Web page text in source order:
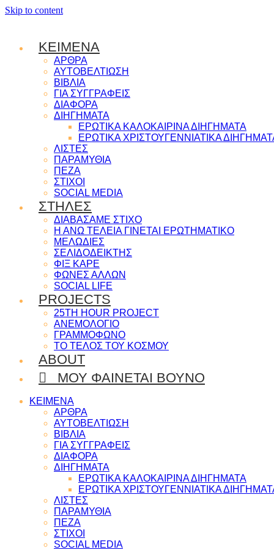
Skip to content
ΚΕΙΜΕΝΑ
ΑΡΘΡΑ
ΑΥΤΟΒΕΛΤΙΩΣΗ
ΒΙΒΛΙΑ
ΓΙΑ ΣΥΓΓΡΑΦΕΙΣ
ΔΙΑΦΟΡΑ
ΔΙΗΓΗΜΑΤΑ
ΕΡΩΤΙΚΑ ΚΑΛΟΚΑΙΡΙΝΑ ΔΙΗΓΗΜΑΤΑ
ΕΡΩΤΙΚΑ ΧΡΙΣΤΟΥΓΕΝΝΙΑΤΙΚΑ
ΛΙΣΤΕΣ
ΠΑΡΑΜΥΘΙΑ
ΠΕΖΑ
ΣΤΙΧΟΙ
SOCIAL MEDIA
ΣΤΗΛΕΣ
ΔΙΑΒΑΣΑΜΕ ΣΤΙΧΟ
Η ΑΝΩ ΤΕΛΕΙΑ ΓΙΝΕΤΑΙ ΕΡΩΤΗΜΑΤΙΚΟ
ΜΕΛΩΔΙΕΣ
ΣΕΛΙΔΟΔΕΙΚΤΗΣ
ΦΙΞ ΚΑΡΕ
ΦΩΝΕΣ ΑΛΛΩΝ
SOCIAL LIFE
PROJECTS
25TH HOUR PROJECT
ΑΝΕΜΟΛΟΓΙΟ
ΓΡΑΜΜΟΦΩΝΟ
ΤΟ ΤΕΛΟΣ ΤΟΥ ΚΟΣΜΟΥ
ABOUT
ΜΟΥ ΦΑΙΝΕΤΑΙ ΒΟΥΝΟ
ΚΕΙΜΕΝΑ
ΑΡΘΡΑ
ΑΥΤΟΒΕΛΤΙΩΣΗ
ΒΙΒΛΙΑ
ΓΙΑ ΣΥΓΓΡΑΦΕΙΣ
ΔΙΑΦΟΡΑ
ΔΙΗΓΗΜΑΤΑ
ΕΡΩΤΙΚΑ ΚΑΛΟΚΑΙΡΙΝΑ ΔΙΗΓΗΜΑΤΑ
ΕΡΩΤΙΚΑ ΧΡΙΣΤΟΥΓΕΝΝΙΑΤΙΚΑ
ΛΙΣΤΕΣ
ΠΑΡΑΜΥΘΙΑ
ΠΕΖΑ
ΣΤΙΧΟΙ
SOCIAL MEDIA